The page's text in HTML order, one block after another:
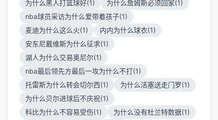
为什么黑人打篮球好(1)
为什么詹姆斯必须回家(1)
nba球员采访为什么爱带着孩子(1)
麦迪为什么这么火(1)
内内为什么球衣(1)
安东尼戴维斯为什么征求(1)
湖人为什么交易奥尼尔(1)
nba最后领先方最后一攻为什么不打(1)
托雷斯为什么转会切尔西(1)
为什么活塞送走门罗(1)
为什么贝尔进球后不庆祝(1)
科比为什么不容易受伤(1)
为什么没有杜兰特数据(1)